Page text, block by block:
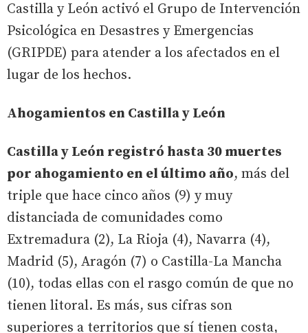
Castilla y León activó el Grupo de Intervención
Psicológica en Desastres y Emergencias
(GRIPDE) para atender a los afectados en el
lugar de los hechos.
Ahogamientos en Castilla y León
Castilla y León registró hasta 30 muertes
por ahogamiento en el último año, más del
triple que hace cinco años (9) y muy
distanciada de comunidades como
Extremadura (2), La Rioja (4), Navarra (4),
Madrid (5), Aragón (7) o Castilla-La Mancha
(10), todas ellas con el rasgo común de que no
tienen litoral. Es más, sus cifras son
superiores a territorios que sí tienen costa,